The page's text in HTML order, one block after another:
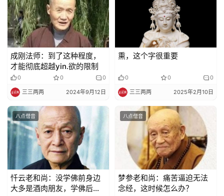
成刚法师：到了这种程度，
才能彻底超越yin.欲的限制
0 0 0
三三两两 2024年9月12日
熏，这个字很重要
0 0 0
三三两两 2025年2月10日
八点僧音
忏云老和尚：没学佛前身边
大多是酒肉朋友，学佛后身
八点僧音
梦参老和尚：痛苦逼迫无法
念经，这时候怎么办？